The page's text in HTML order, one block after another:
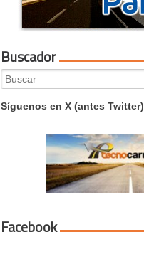
Buscador
Search
for:
Síguenos en X (antes Twitter)
Facebook